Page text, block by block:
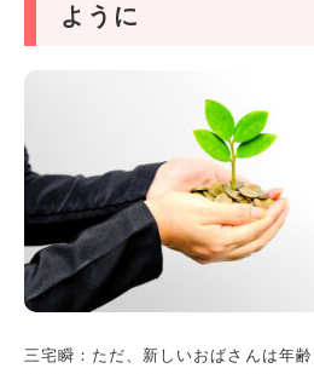
ように
三宅瞬：ただ、新しいおばさんは年